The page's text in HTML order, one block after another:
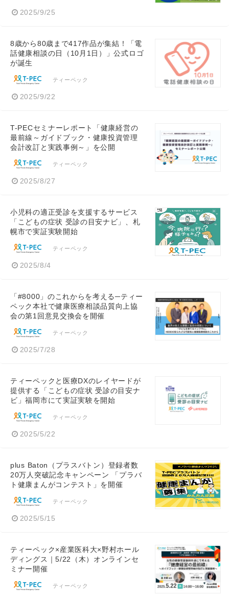
2025/9/25
8歳から80歳まで417作品が集結！「電
話健康相談の日（10月1日）」公式ロゴ
が誕生
ティーペック
2025/9/22
T-PECセミナーレポート「健康経営の
最前線～ガイドブック・健康投資管理
会計改訂と実践事例～」を公開
ティーペック
2025/8/27
小児科の適正受診を支援するサービス
「こどもの症状 受診の目安ナビ」、札
幌市で実証実験開始
ティーペック
2025/8/4
「#8000」のこれからを考える─ティー
ペック本社で健康医療相談品質向上協
会の第1回意見交換会を開催
ティーペック
2025/7/28
ティーペックと医療DXのレイヤードが
提供する「こどもの症状 受診の目安ナ
ビ」福岡市にて実証実験を開始
ティーペック
2025/5/22
plus Baton（プラスバトン）登録者数
20万人突破記念キャンペーン 「プラバ
ト健康まんがコンテスト」を開催
ティーペック
2025/5/15
ティーペック×産業医科大×野村ホール
ディングス｜5/22（木）オンラインセ
ミナー開催
ティーペック